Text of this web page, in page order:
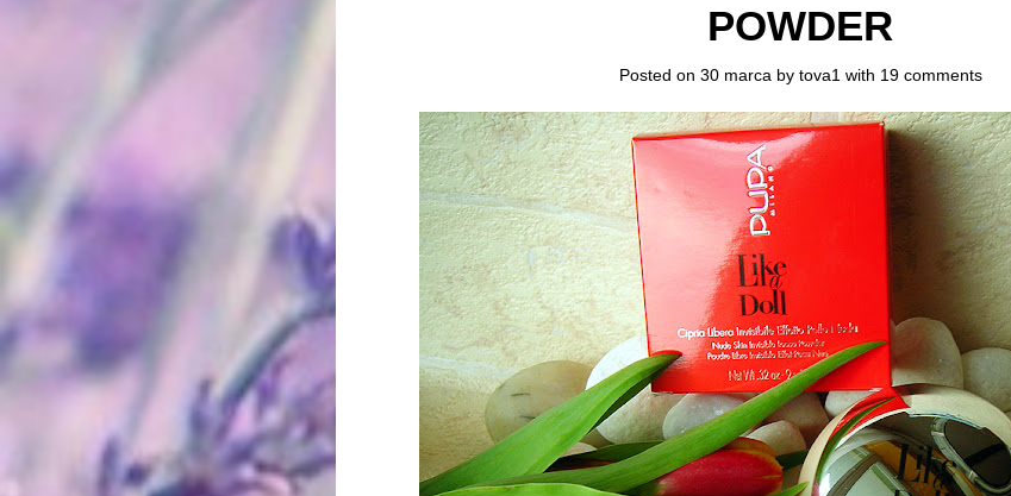
POWDER
Posted on 30 marca by tova1 with 19 comments